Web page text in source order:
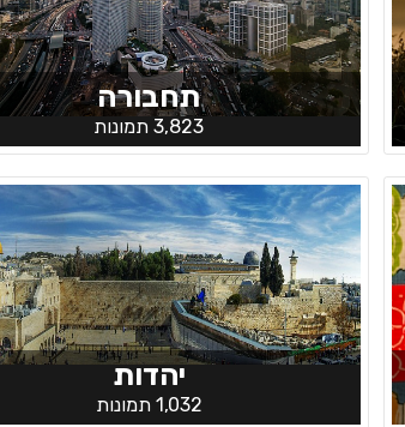
תחבורה
3,823 תמונות
יהדות
1,032 תמונות